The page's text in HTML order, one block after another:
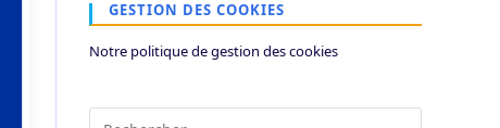
GESTION DES COOKIES
Notre politique de gestion des cookies